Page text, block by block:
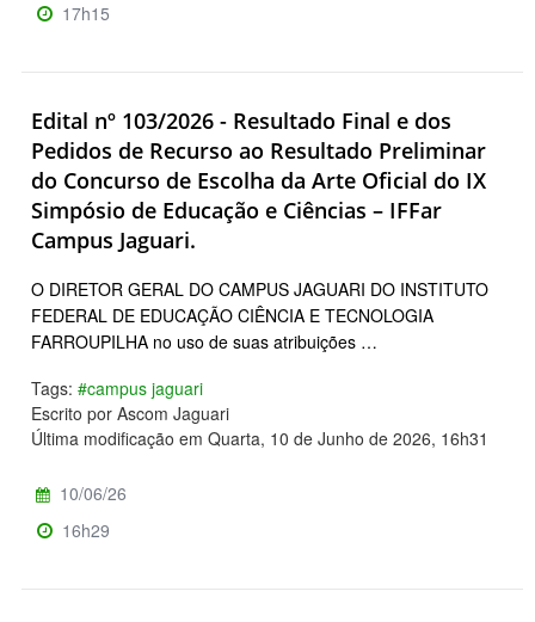
17h15
Edital nº 103/2026 - Resultado Final e dos
Pedidos de Recurso ao Resultado Preliminar
do Concurso de Escolha da Arte Oficial do IX
Simpósio de Educação e Ciências – IFFar
Campus Jaguari.
O DIRETOR GERAL DO CAMPUS JAGUARI DO INSTITUTO
FEDERAL DE EDUCAÇÃO CIÊNCIA E TECNOLOGIA
FARROUPILHA no uso de suas atribuições …
Tags: #campus jaguari
Escrito por Ascom Jaguari
Última modificação em Quarta, 10 de Junho de 2026, 16h31
10/06/26
16h29